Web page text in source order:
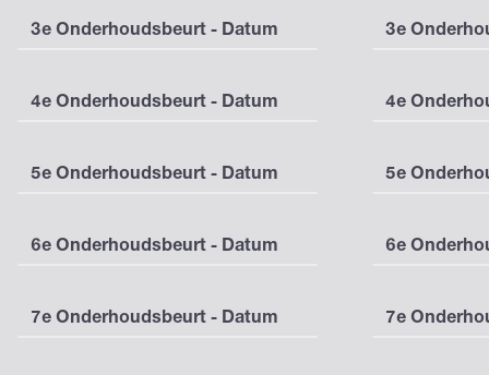
3e Onderhoudsbeurt - Datum 3e
4e Onderhoudsbeurt - Datum 4e
5e Onderhoudsbeurt - Datum 5e
6e Onderhoudsbeurt - Datum 6e
7e Onderhoudsbeurt - Datum 7e